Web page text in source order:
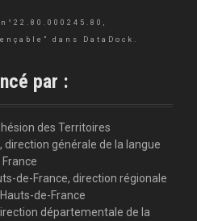
dans DataDock.
par :
des Territoires
direction générale de la langue
de-France, direction régionale
de-France
départementale de la